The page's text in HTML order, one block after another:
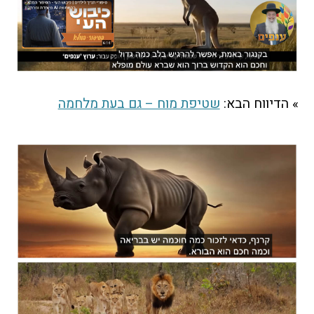
הקו החם
הצטרפות והתנדבות
הרשמה לעדכונים
הפורום החילוני
» הדיווח הבא:שטיפת מוח – גם בעת מלחמה